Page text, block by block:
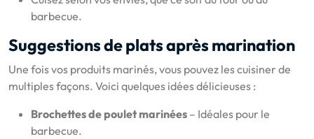
barbecue.
Suggestions de plats après marination
Une fois vos produits marinés, vous pouvez les cuisiner de
multiples façons. Voici quelques idées délicieuses :
Brochettes de poulet marinées – Idéales pour le
barbecue.